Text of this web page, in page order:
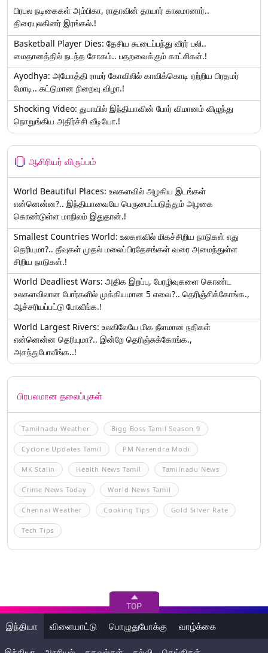
பிரபல நடிகைகள் அம்பிகா, ராதாவின் தாயார் காலமானார்..
திரையுலகினர் இரங்கல்.!
Basketball Player Dies: தேசிய கூடைப்பந்து வீரர் பலி..
மைதானத்தில் நடந்த சோகம்.. பதறவைக்கும் காட்சிகள்.!
Ayodhya: அயோத்தி ராமர் கோவிலில் காவிக்கொடி ஏற்றிய பிரதமர்
மோடி.. கட்டுமான நிறைவு விழா.!
Shocking Video: துபாயில் இந்தியாவின் போர் விமானம் விழுந்து
நொறுங்கிய அதிர்ச்சி வீடியோ.!
ஆசிரியர் விருப்பம்
World Beautiful Places: உலகளவில் அழகிய இடங்கள்
என்னென்ன?.. இந்தியாவையே பெருமைப்படுத்தும் அழகை
கொண்டுள்ள மாநிலம் இதுதான்.!
Smallest Countries World: உலகளவில் மிகச்சிறிய நாடுகள் எது
தெரியுமா?.. தீவுகள் முதல் மலைப்பிரதேசங்கள் வரை அமைந்துள்ள
சிறிய நாடுகள்.!
World Deadliest Wars: அதிக இறப்பு, பேரழிவுகளை கொண்ட
உலகளவிலான போர்களில் முக்கியமான 5 எவை?.. தெரிஞ்சிக்கோங்க.,
ஆச்சரியப்பட்டு போவீங்க.!
World Largest Rivers: உலகிலேயே மிக நீளமான நதிகள்
என்னென்ன தெரியுமா?.. இன்றே தெரிஞ்சுக்கோங்க.,
அசந்துபோவீங்க..!
பிரபலமான தலைப்புகள்
Tamilnadu Weather Bigg Boss Tamil Season 9
Cyclone Updates Tamil PM Narendra Modi
MK Stalin Health News Tamil Tamilnadu News
Crime News Today World News Tamil
Chennai Weather Cooking Tips Gold Silver Rate
Tech Tips
இந்தியா விளையாட்டு பொழுதுபோக்கு வாழ்க்கை